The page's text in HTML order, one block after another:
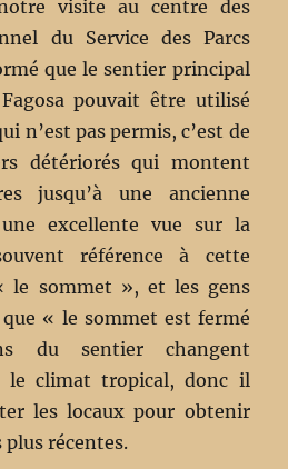
visite au centre des
du Service des Parcs
que le sentier principal
pouvait être utilisé
n’est pas permis, c’est de
détériorés qui montent
jusqu’à une ancienne
excellente vue sur la
référence à cette
le sommet », et les gens
« le sommet est fermé
du sentier changent
le climat tropical, donc il
les locaux pour obtenir
récentes.